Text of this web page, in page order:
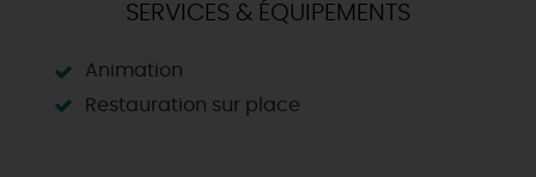
SERVICES & ÉQUIPEMENTS
Animation
Restauration sur place